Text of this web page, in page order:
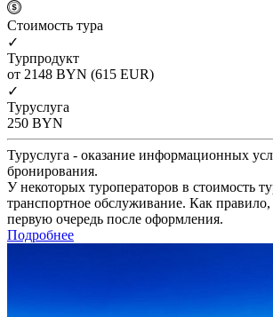
Cтоимость тура
✓
Турпродукт
от 2148 BYN (615 EUR)
✓
Туруслуга
250 BYN
Туруслуга - оказание информационных
бронирования.
У некоторых туроператоров в стоимость
транспортное обслуживание. Как правило,
первую очередь после оформления.
Подробнее